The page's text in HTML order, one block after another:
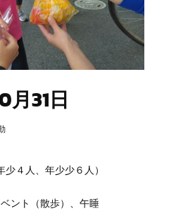
月31日
４人、年少少６人）
ント（散歩）、午睡